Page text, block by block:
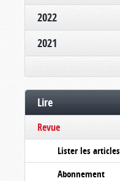
2022
2021
Lire
Revue
Lister les articles
Abonnement